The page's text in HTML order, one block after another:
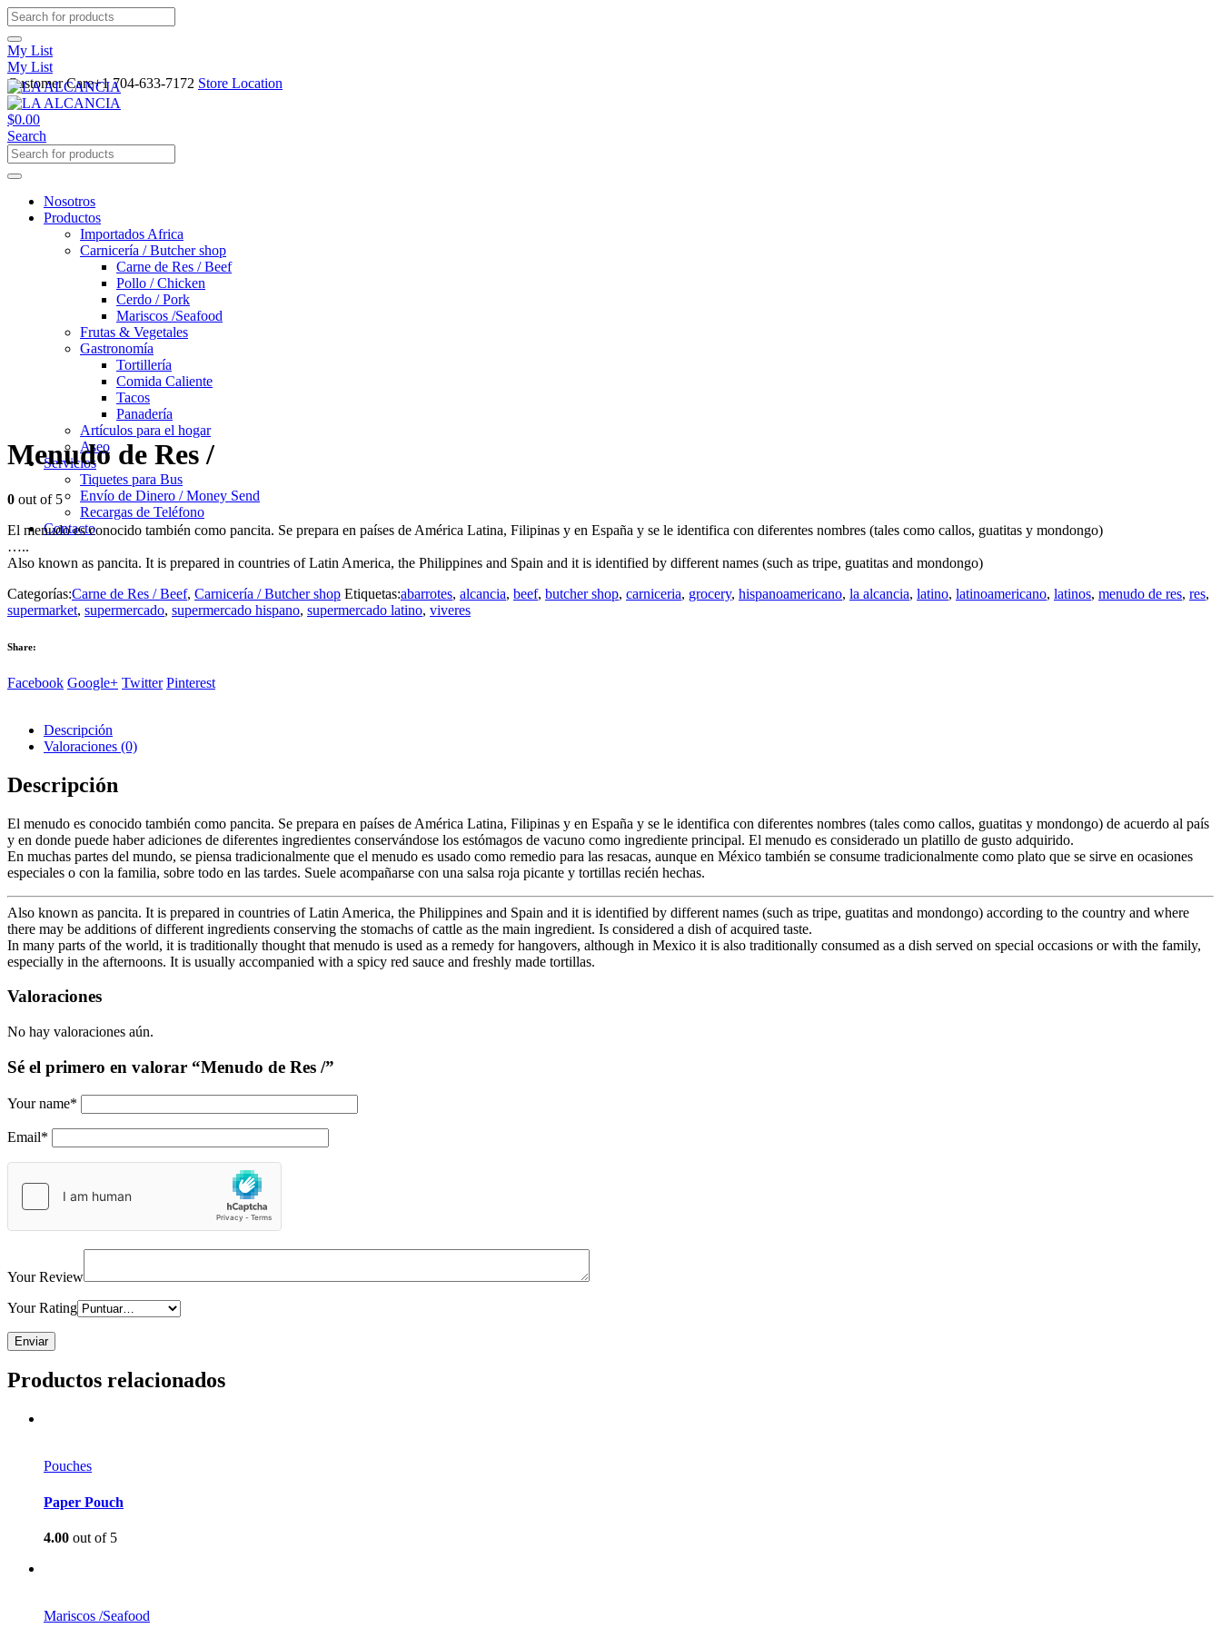
My List
My List
Customer Care+1 704-633-7172 Store Location
$0.00
Search
Nosotros
Productos
Importados Africa
Carnicería / Butcher shop
Carne de Res / Beef
Pollo / Chicken
Cerdo / Pork
Mariscos /Seafood
Frutas & Vegetales
Gastronomía
Tortillería
Comida Caliente
Tacos
Panadería
Artículos para el hogar
Aseo
Servicios
Tiquetes para Bus
Envío de Dinero / Money Send
Recargas de Teléfono
Contacto
Menudo de Res /
0 out of 5
El menudo es conocido también como pancita. Se prepara en países de América Latina, Filipinas y en España y se le identifica con diferentes nombres (tales como callos, guatitas y mondongo)
…..
Also known as pancita. It is prepared in countries of Latin America, the Philippines and Spain and it is identified by different names (such as tripe, guatitas and mondongo)
Categorías:Carne de Res / Beef, Carnicería / Butcher shop Etiquetas:abarrotes, alcancia, beef, butcher shop, carniceria, grocery, hispanoamericano, la alcancia, latino, latinoamericano, latinos, menudo de res, res,
supermarket, supermercado, supermercado hispano, supermercado latino, viveres
Share:
Facebook Google+ Twitter Pinterest
Descripción
Valoraciones (0)
Descripción
El menudo es conocido también como pancita. Se prepara en países de América Latina, Filipinas y en España y se le identifica con diferentes nombres (tales como callos, guatitas y mondongo) de acuerdo al país
y en donde puede haber adiciones de diferentes ingredientes conservándose los estómagos de vacuno como ingrediente principal. El menudo es considerado un platillo de gusto adquirido.
En muchas partes del mundo, se piensa tradicionalmente que el menudo es usado como remedio para las resacas, aunque en México también se consume tradicionalmente como plato que se sirve en ocasiones
especiales o con la familia, sobre todo en las tardes. Suele acompañarse con una salsa roja picante y tortillas recién hechas.
Also known as pancita. It is prepared in countries of Latin America, the Philippines and Spain and it is identified by different names (such as tripe, guatitas and mondongo) according to the country and where
there may be additions of different ingredients conserving the stomachs of cattle as the main ingredient. Is considered a dish of acquired taste.
In many parts of the world, it is traditionally thought that menudo is used as a remedy for hangovers, although in Mexico it is also traditionally consumed as a dish served on special occasions or with the family,
especially in the afternoons. It is usually accompanied with a spicy red sauce and freshly made tortillas.
Valoraciones
No hay valoraciones aún.
Sé el primero en valorar “Menudo de Res /”
Your name*
Email*
Your Review
Your Rating
Productos relacionados
Pouches
Paper Pouch
4.00 out of 5
Mariscos /Seafood